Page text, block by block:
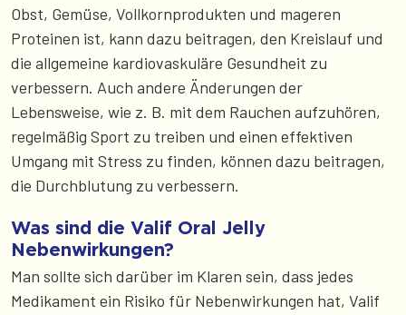
Obst, Gemüse, Vollkornprodukten und mageren
Proteinen ist, kann dazu beitragen, den Kreislauf und
die allgemeine kardiovaskuläre Gesundheit zu
verbessern. Auch andere Änderungen der
Lebensweise, wie z. B. mit dem Rauchen aufzuhören,
regelmäßig Sport zu treiben und einen effektiven
Umgang mit Stress zu finden, können dazu beitragen,
die Durchblutung zu verbessern.
Was sind die Valif Oral Jelly
Nebenwirkungen?
Man sollte sich darüber im Klaren sein, dass jedes
Medikament ein Risiko für Nebenwirkungen hat, Valif